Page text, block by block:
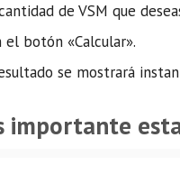
de VSM que
el botón «Calcular».
se mostrará
importante